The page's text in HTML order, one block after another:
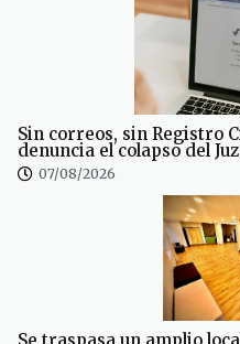
Sin correos, sin Registro
denuncia el colapso del
07/08/2026